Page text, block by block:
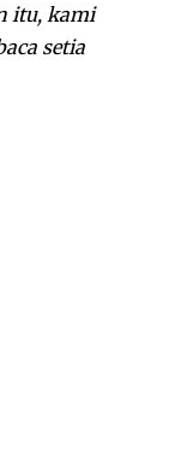
itu, kami
setia